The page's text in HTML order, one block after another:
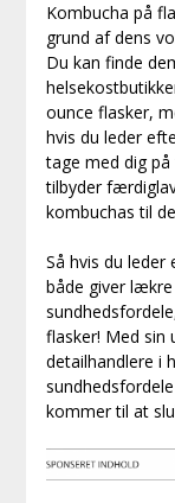
Kombucha på
grund af dens
Du kan finde
ounce flasker,
hvis du leder
tage med dig
tilbyder
kombuchas til
Så hvis du
både giver
flasker! Med sin
detailhandlere i
kommer til at